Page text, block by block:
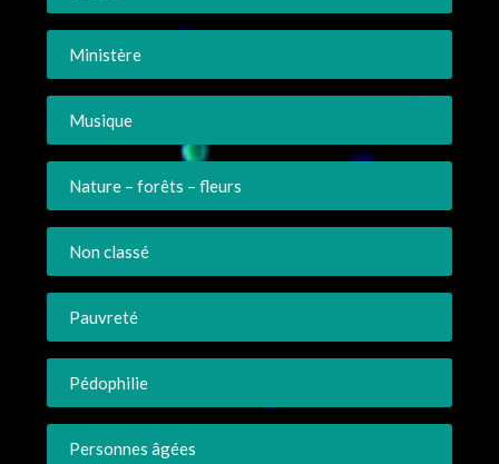
Ministère
Musique
Nature – forêts – fleurs
Non classé
Pauvreté
Pédophilie
Personnes âgées